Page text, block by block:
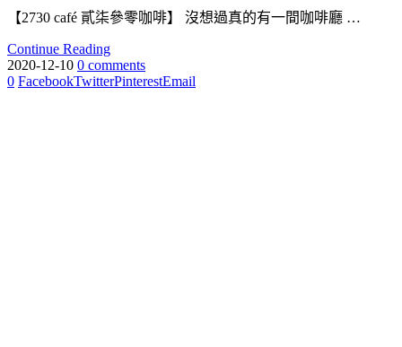
【2730 café 貳柒參零咖啡】 沒想過真的有一間咖啡廳 …
Continue Reading
2020-12-10 0 comments
0 FacebookTwitterPinterestEmail